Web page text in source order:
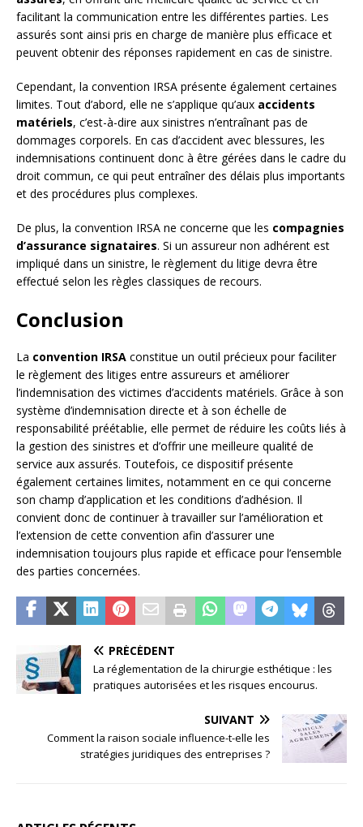
facilitant la communication entre les différentes parties. Les
assurés sont ainsi pris en charge de manière plus efficace et
peuvent obtenir des réponses rapidement en cas de sinistre.
Cependant, la convention IRSA présente également certaines
limites. Tout d’abord, elle ne s’applique qu’aux accidents
matériels, c’est-à-dire aux sinistres n’entraînant pas de
dommages corporels. En cas d’accident avec blessures, les
indemnisations continuent donc à être gérées dans le cadre du
droit commun, ce qui peut entraîner des délais plus importants
et des procédures plus complexes.
De plus, la convention IRSA ne concerne que les compagnies
d’assurance signataires. Si un assureur non adhérent est
impliqué dans un sinistre, le règlement du litige devra être
effectué selon les règles classiques de recours.
Conclusion
La convention IRSA constitue un outil précieux pour faciliter
le règlement des litiges entre assureurs et améliorer
l’indemnisation des victimes d’accidents matériels. Grâce à son
système d’indemnisation directe et à son échelle de
responsabilité préétablie, elle permet de réduire les coûts liés à
la gestion des sinistres et d’offrir une meilleure qualité de
service aux assurés. Toutefois, ce dispositif présente
également certaines limites, notamment en ce qui concerne
son champ d’application et les conditions d’adhésion. Il
convient donc de continuer à travailler sur l’amélioration et
l’extension de cette convention afin d’assurer une
indemnisation toujours plus rapide et efficace pour l’ensemble
des parties concernées.
PRÉCÉDENT
La réglementation de la chirurgie esthétique : les
pratiques autorisées et les risques encourus.
SUIVANT
Comment la raison sociale influence-t-elle les
stratégies juridiques des entreprises ?